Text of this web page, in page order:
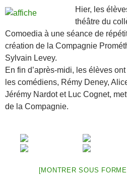
Hier, les
théâtre du
Comoedia à une séance de
création de la Compagnie
Sylvain Levey.
En fin d’après-midi, les élèves
les comédiens, Rémy Deney,
Jérémy Nardot et Luc Cognet,
de la Compagnie.
[MONTRER SOUS